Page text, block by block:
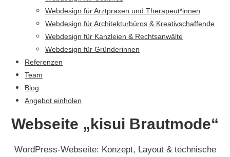
Webdesign für Arztpraxen und Therapeut*innen
Webdesign für Architekturbüros & Kreativschaffende
Webdesign für Kanzleien & Rechtsanwälte
Webdesign für Gründerinnen
Referenzen
Team
Blog
Angebot einholen
Webseite „kisui Brautmode“
WordPress-Webseite: Konzept, Layout & technische